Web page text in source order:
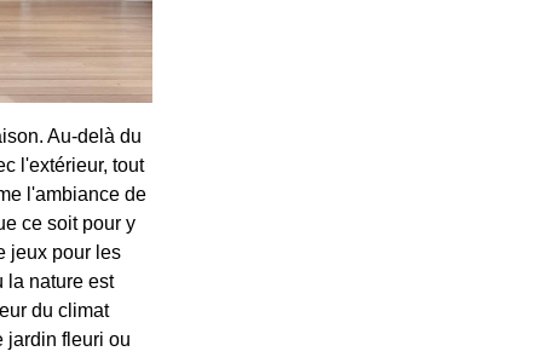
Au-delà du
l'extérieur, tout
l'ambiance de
ce soit pour y
jeux pour les
la nature est
du climat
jardin fleuri ou